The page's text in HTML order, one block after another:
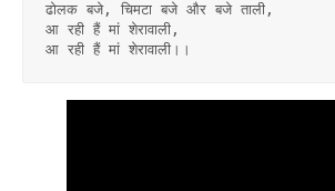
ढोलक बजे, चिमटा बजे और बजे ताली,
आ रही हैं मां शेरावाली,
आ रही हैं मां शेरावाली।।